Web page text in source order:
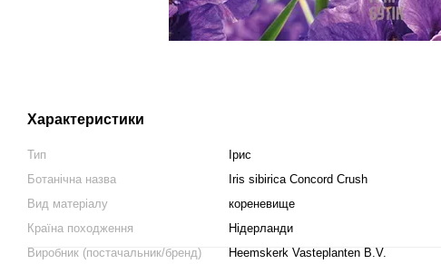
Характеристики
Тип
Ірис
Ботанічна назва
Iris sibirica Concord Crush
Вид матеріалу
кореневище
Країна походження
Нідерланди
Виробник (постачальник/бренд)
Heemskerk Vasteplanten B.V.